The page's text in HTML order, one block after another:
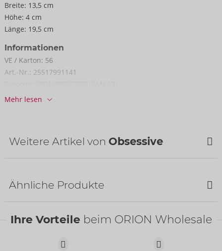
Breite: 13,5 cm
Höhe: 4 cm
Länge: 19,5 cm
Informationen
VE / Karton: 56
Art.-Nr.: 25517991141
Zolltarifnummer:
Mehr lesen
Weitere Artikel von Obsessive
Ähnliche Produkte
Ihre Vorteile beim ORION Wholesale